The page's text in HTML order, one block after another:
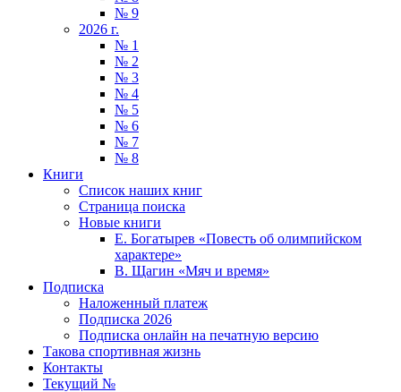
№ 9
2026 г.
№ 1
№ 2
№ 3
№ 4
№ 5
№ 6
№ 7
№ 8
Книги
Список наших книг
Страница поиска
Новые книги
Е. Богатырев «Повесть об олимпийском
характере»
В. Щагин «Мяч и время»
Подписка
Наложенный платеж
Подписка 2026
Подписка онлайн на печатную версию
Такова спортивная жизнь
Контакты
Текущий №